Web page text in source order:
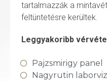
tartalmazzák a
feltüntetésre kerültek.
Leggyakoribb
Pajzsmirigy panel
Nagyrutin